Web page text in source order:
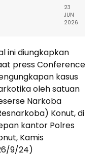
23
JUN
2026
ini diungkapkan
press Conference
kasus
oleh satuan
Narkoba
Konut, di
kantor Polres
Kamis
9/24)